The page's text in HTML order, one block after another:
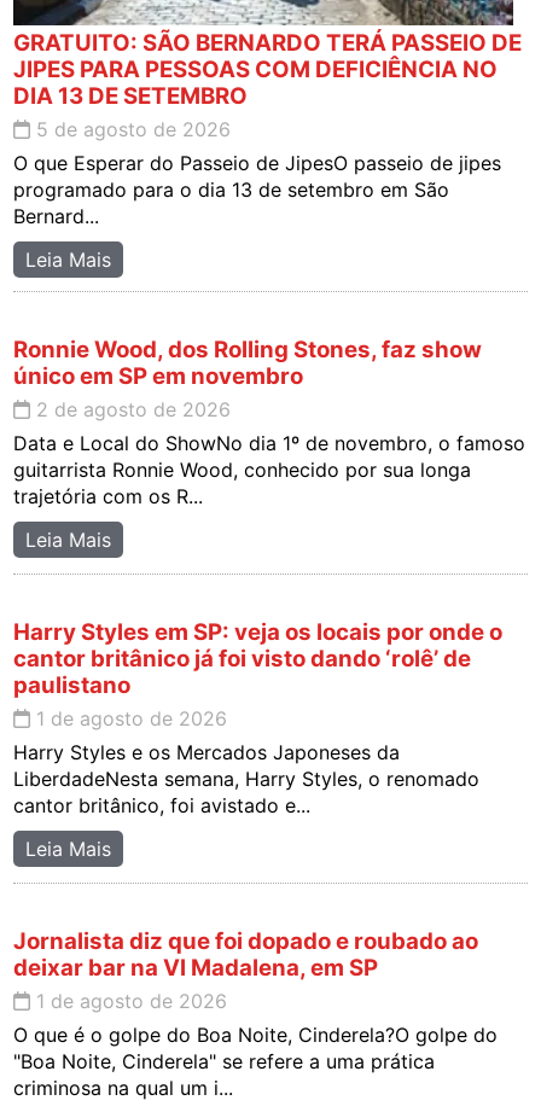
GRATUITO: SÃO BERNARDO TERÁ PASSEIO DE
JIPES PARA PESSOAS COM DEFICIÊNCIA NO
DIA 13 DE SETEMBRO
5 de agosto de 2026
O que Esperar do Passeio de JipesO passeio de jipes
programado para o dia 13 de setembro em São
Bernard...
Leia Mais
Ronnie Wood, dos Rolling Stones, faz show
único em SP em novembro
2 de agosto de 2026
Data e Local do ShowNo dia 1º de novembro, o famoso
guitarrista Ronnie Wood, conhecido por sua longa
trajetória com os R...
Leia Mais
Harry Styles em SP: veja os locais por onde o
cantor britânico já foi visto dando ‘rolê’ de
paulistano
1 de agosto de 2026
Harry Styles e os Mercados Japoneses da
LiberdadeNesta semana, Harry Styles, o renomado
cantor britânico, foi avistado e...
Leia Mais
Jornalista diz que foi dopado e roubado ao
deixar bar na Vl Madalena, em SP
1 de agosto de 2026
O que é o golpe do Boa Noite, Cinderela?O golpe do
"Boa Noite, Cinderela" se refere a uma prática
criminosa na qual um i...